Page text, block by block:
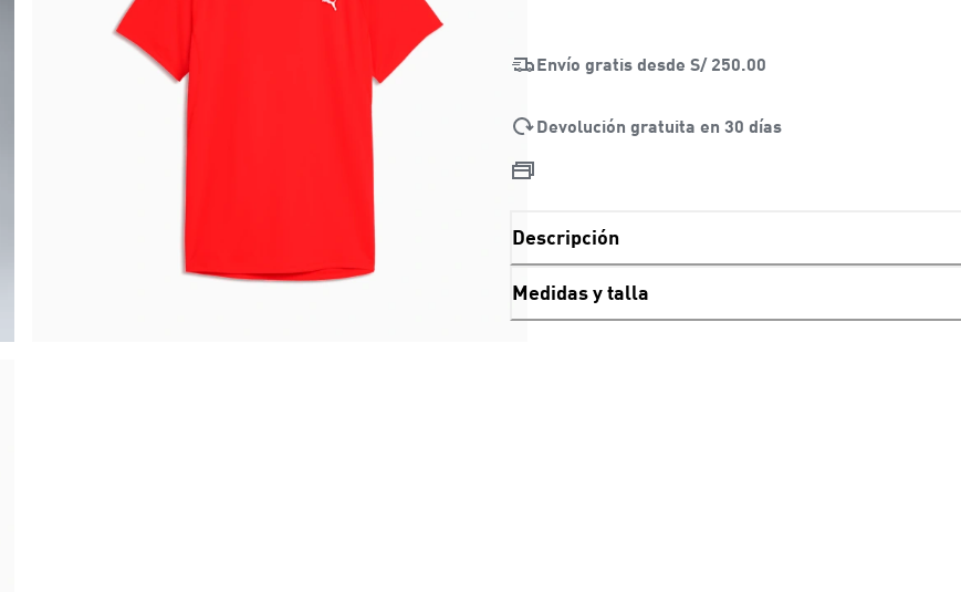
Envío gratis desde S/ 250.00
Devolución gratuita en 30 días
Descripción
Medidas y talla